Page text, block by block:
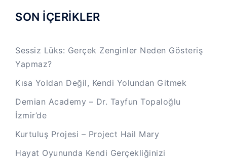
SON İÇERİKLER
Sessiz Lüks: Gerçek Zenginler Neden Gösteriş
Yapmaz?
Kısa Yoldan Değil, Kendi Yolundan Gitmek
Demian Academy – Dr. Tayfun Topaloğlu
İzmir’de
Kurtuluş Projesi – Project Hail Mary
Hayat Oyununda Kendi Gerçekliğinizi